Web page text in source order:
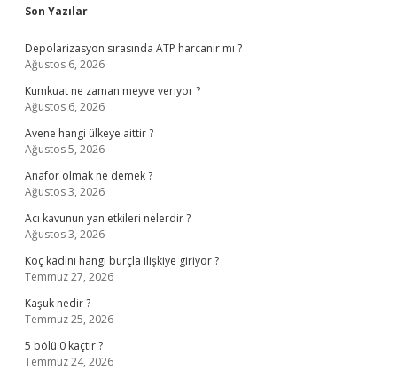
Sidebar
Son Yazılar
Depolarizasyon sırasında ATP harcanır mı ?
Ağustos 6, 2026
Kumkuat ne zaman meyve veriyor ?
Ağustos 6, 2026
Avene hangi ülkeye aittir ?
Ağustos 5, 2026
Anafor olmak ne demek ?
Ağustos 3, 2026
Acı kavunun yan etkileri nelerdir ?
Ağustos 3, 2026
Koç kadını hangi burçla ilişkiye giriyor ?
Temmuz 27, 2026
Kaşuk nedir ?
Temmuz 25, 2026
5 bölü 0 kaçtır ?
Temmuz 24, 2026